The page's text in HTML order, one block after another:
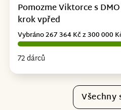
Pomozme Viktorce s
krok vpřed
72 dárců
Vybráno 267 364 Kč z 300 000
Všechny